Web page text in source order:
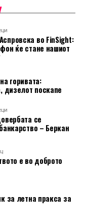
и
три
како
успех.
испраќа
грижата за
спојат во еден
сè поголем број
дека
за
и преку
во FinSight:
ќе стане нашиот
горивата:
дизелот поскапе
се
– Беркан
е во доброто
за летна пракса за